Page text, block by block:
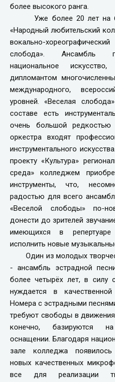
более высокого ранга.
Уже более 20 лет на
«Народный любительский
вокально-
слобода». Ансамбль
национальное
дипломантом
международного,
уровней. «Веселая
составе есть
очень большой
оркестра входят
инструментального
проекту «Культура»
среда» колледжем
инструменты, что,
радостью для всего
«Веселой слободы» по-
донести до зрителей
имеющихся в
исполнить новые
Один из молодых
- ансамбль эстрадной
более четырёх лет, в силу
нуждается в
Номера с эстрадными
требуют свободы в
конечно, базируются
оснащении. Благодаря
зале колледжа появилось
новых качественных
все для реализации